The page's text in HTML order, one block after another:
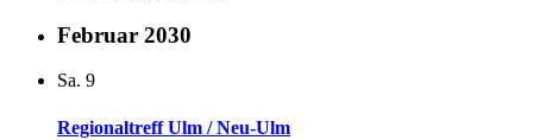
Februar 2030
Sa. 9
Regionaltreff Ulm / Neu-Ulm